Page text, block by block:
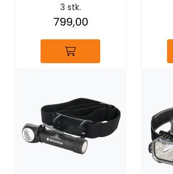
3 stk.
799,00